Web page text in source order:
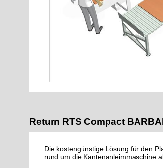
Return RTS Compact
Die kostengünstige Lösung für den
rund um die Kantenanleimmaschine